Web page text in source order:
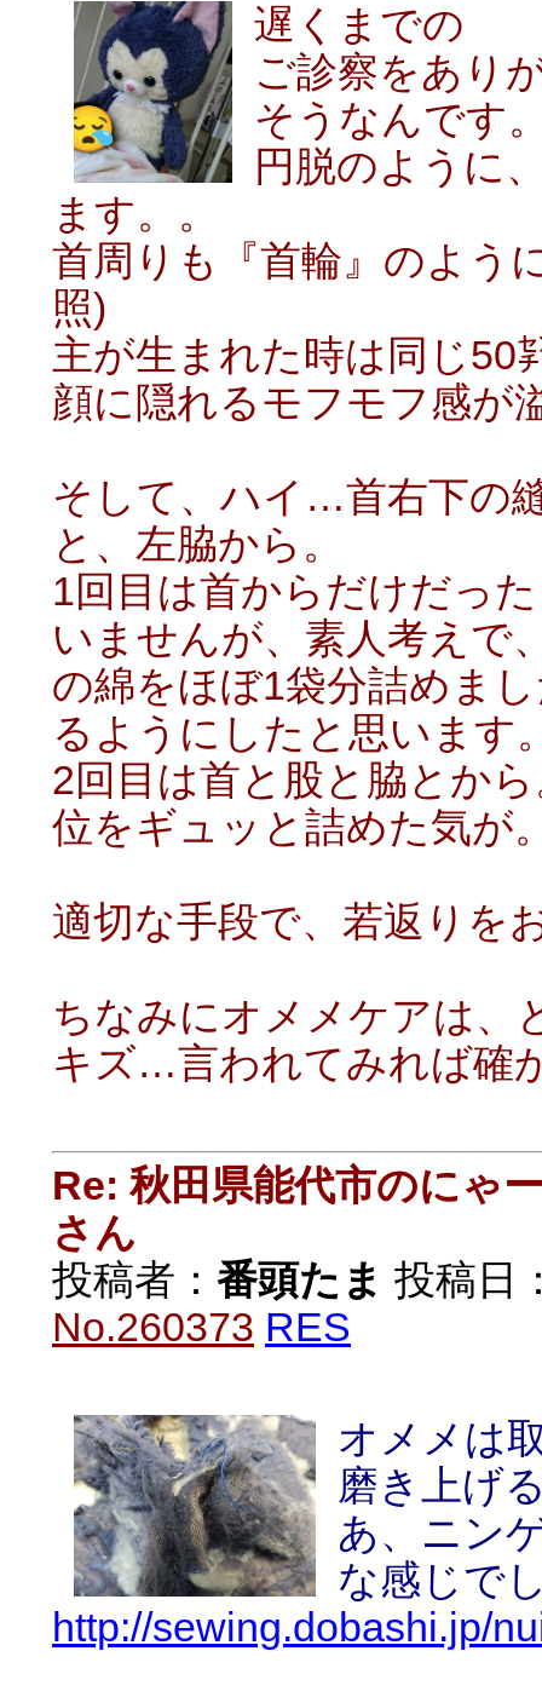
遅くまでの
ご診察をあり
そうなんです
円脱のように
ます。。
首周りも『首輪』のよう
照)
主が生まれた時は同じ50
顔に隠れるモフモフ感が
そして、ハイ…首右下の
と、左脇から。
1回目は首からだけだっ
いませんが、素人考えで
の綿をほぼ1袋分詰めま
るようにしたと思います
2回目は首と股と脇とか
位をギュッと詰めた気が
適切な手段で、若返りを
ちなみにオメメケアは、
キズ…言われてみれば確
Re: 秋田県能代市のにゃ
さん
投稿者： 番頭たま 投稿日
No.260373 RES
オメメは
磨き上げ
あ、ニン
な感じで
http://sewing.dobashi.jp/